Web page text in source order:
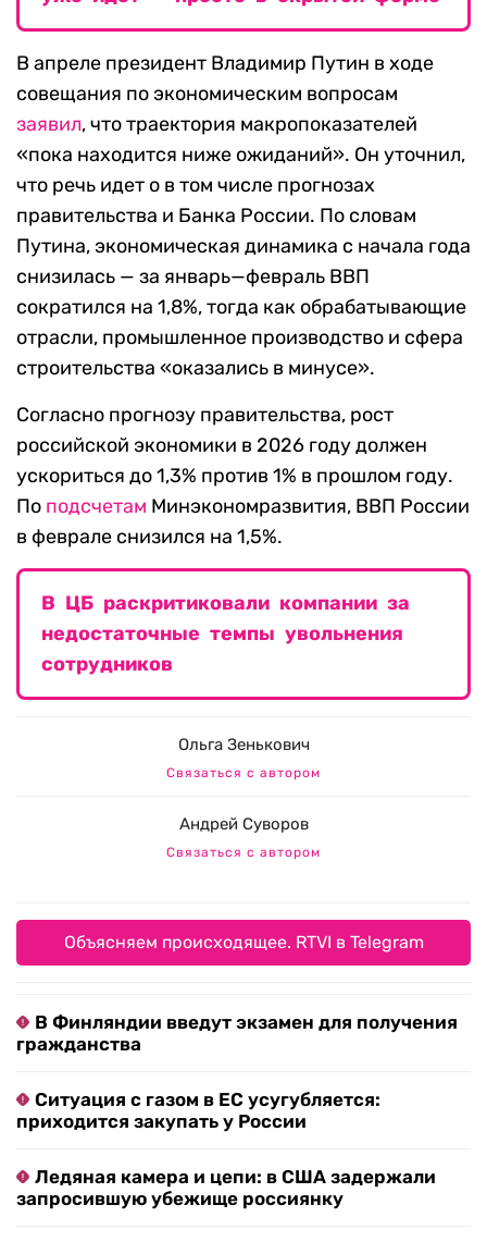
В апреле президент Владимир Путин в ходе
совещания по экономическим вопросам
заявил, что траектория макропоказателей
«пока находится ниже ожиданий». Он уточнил,
что речь идет о в том числе прогнозах
правительства и Банка России. По словам
Путина, экономическая динамика с начала года
снизилась — за январь—февраль ВВП
сократился на 1,8%, тогда как обрабатывающие
отрасли, промышленное производство и сфера
строительства «оказались в минусе».
Согласно прогнозу правительства, рост
российской экономики в 2026 году должен
ускориться до 1,3% против 1% в прошлом году.
По подсчетам Минэкономразвития, ВВП России
в феврале снизился на 1,5%.
В ЦБ раскритиковали компании за
недостаточные темпы увольнения
сотрудников
Ольга Зенькович
Связаться с автором
Андрей Суворов
Связаться с автором
Объясняем происходящее. RTVI в Telegram
В Финляндии введут экзамен для получения
гражданства
Ситуация с газом в ЕС усугубляется:
приходится закупать у России
Ледяная камера и цепи: в США задержали
запросившую убежище россиянку